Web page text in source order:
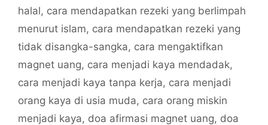
halal, cara mendapatkan rezeki yang berlimpah
menurut islam, cara mendapatkan rezeki yang
tidak disangka-sangka, cara mengaktifkan
magnet uang, cara menjadi kaya mendadak,
cara menjadi kaya tanpa kerja, cara menjadi
orang kaya di usia muda, cara orang miskin
menjadi kaya, doa afirmasi magnet uang, doa